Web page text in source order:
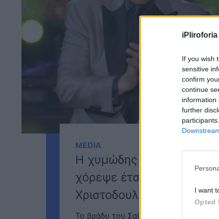
iPliroforia
If you wish
sensitive
confirm
continue
information
further
I want
Opted
MEDIA
Η χυμώδης μελαχρινή
χόρεψε έτσι και έχασε το
Χριστοδουλόπουλος
Το βράδυ του Σαββάτου ο Νίκος